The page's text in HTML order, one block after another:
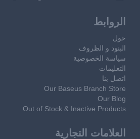
الروابط
حول
البنود و الظروف
سياسة الخصوصية
التعليمات
اتصل بنا
Our Baseus Branch Store
Our Blog
Out of Stock & Inactive Products
العلامات التجارية